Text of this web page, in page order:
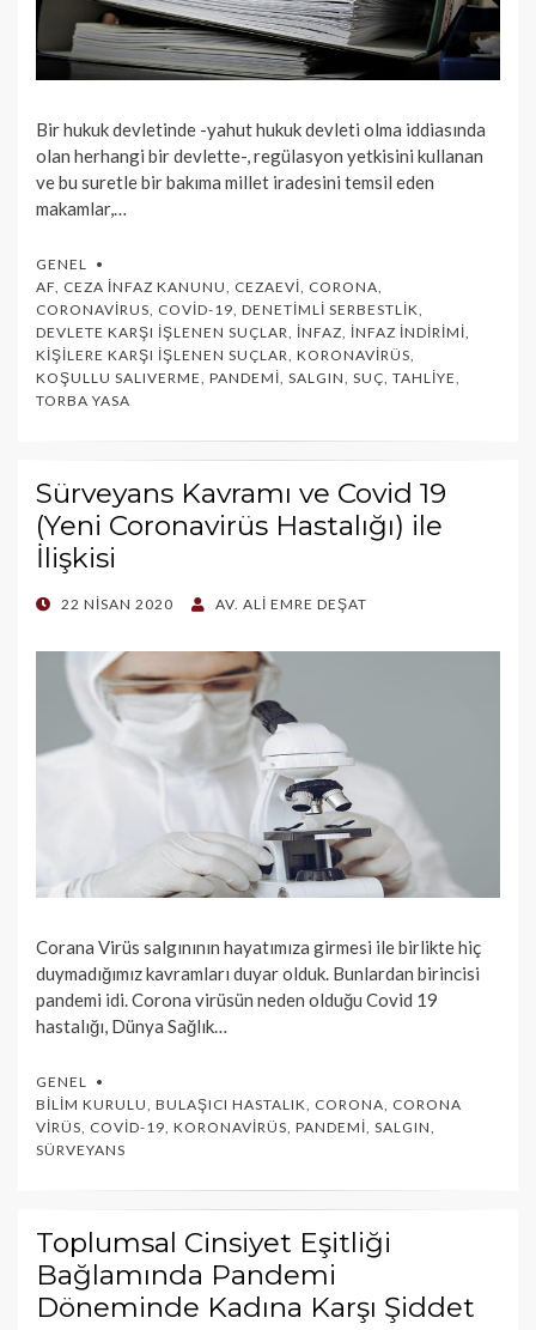
Bir hukuk devletinde -yahut hukuk devleti olma iddiasında
olan herhangi bir devlette-, regülasyon yetkisini kullanan
ve bu suretle bir bakıma millet iradesini temsil eden
makamlar,…
GENEL
AF, CEZA İNFAZ KANUNU, CEZAEVI, CORONA,
CORONAVIRUS, COVID-19, DENETIMLI SERBESTLIK,
DEVLETE KARŞI İŞLENEN SUÇLAR, İNFAZ, İNFAZ İNDIRIMI,
KIŞILERE KARŞI İŞLENEN SUÇLAR, KORONAVIRÜS,
KOŞULLU SALIVERME, PANDEMI, SALGIN, SUÇ, TAHLIYE,
TORBA YASA
Sürveyans Kavramı ve Covid 19
(Yeni Coronavirüs Hastalığı) ile
İlişkisi
POSTED
22 NISAN 2020 AV. ALI EMRE DEŞAT
Corana Virüs salgınının hayatımıza girmesi ile birlikte hiç
duymadığımız kavramları duyar olduk. Bunlardan birincisi
pandemi idi. Corona virüsün neden olduğu Covid 19
hastalığı, Dünya Sağlık…
GENEL
BILIM KURULU, BULAŞICI HASTALIK, CORONA, CORONA
VIRÜS, COVID-19, KORONAVIRÜS, PANDEMI, SALGIN,
SÜRVEYANS
Toplumsal Cinsiyet Eşitliği
Bağlamında Pandemi
Döneminde Kadına Karşı Şiddet